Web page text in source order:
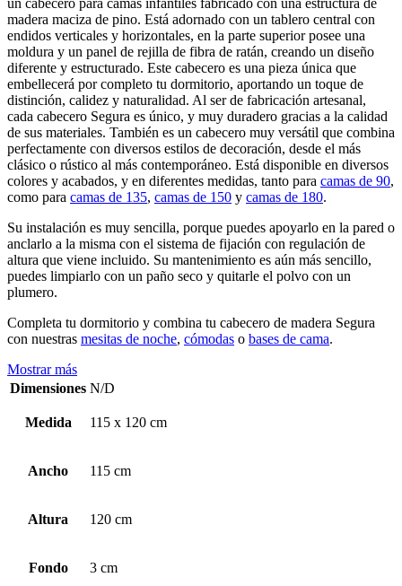
madera maciza de pino. Está adornado con un tablero central con
endidos verticales y horizontales, en la parte superior posee una
moldura y un panel de rejilla de fibra de ratán, creando un diseño
diferente y estructurado. Este cabecero es una pieza única que
embellecerá por completo tu dormitorio, aportando un toque de
distinción, calidez y naturalidad. Al ser de fabricación artesanal,
cada cabecero Segura es único, y muy duradero gracias a la calidad
de sus materiales. También es un cabecero muy versátil que combina
perfectamente con diversos estilos de decoración, desde el más
clásico o rústico al más contemporáneo. Está disponible en diversos
colores y acabados, y en diferentes medidas, tanto para camas de 90,
como para camas de 135, camas de 150 y camas de 180.
Su instalación es muy sencilla, porque puedes apoyarlo en la pared o
anclarlo a la misma con el sistema de fijación con regulación de
altura que viene incluido. Su mantenimiento es aún más sencillo,
puedes limpiarlo con un paño seco y quitarle el polvo con un
plumero.
Completa tu dormitorio y combina tu cabecero de madera Segura
con nuestras mesitas de noche, cómodas o bases de cama.
Mostrar más
Dimensiones N/D
Medida 115 x 120 cm
Ancho 115 cm
Altura 120 cm
Fondo 3 cm